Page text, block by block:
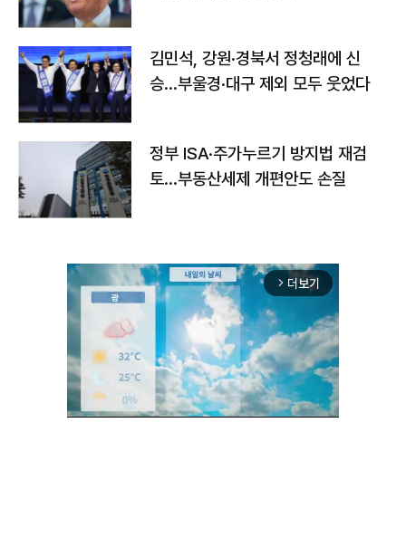
김민석, 강원·경북서 정청래에 신
승…부울경·대구 제외 모두 웃었다
정부 ISA·주가누르기 방지법 재검
토…부동산세제 개편안도 손질
arrow_forward_ios 더보기